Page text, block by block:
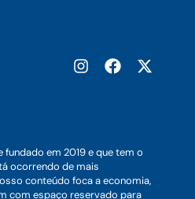
em 2019 e que tem o
ocorrendo de mais
conteúdo foca a economia,
com espaço reservado para